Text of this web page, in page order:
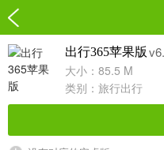
出行365苹果版
大小：85.5 M
类别： 旅行出行